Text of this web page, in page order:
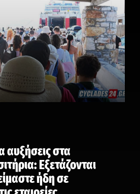
αυξήσεις στα
Εξετάζονται
ήδη σε